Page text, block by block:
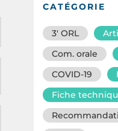
CATÉGORIE
3′ ORL
Com. orale
COVID-19
Fiche